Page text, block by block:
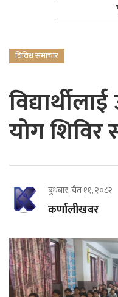
विविध समाचार
योग शिविर
बुधबार, चैत ११, २०८२
कर्णालीखबर